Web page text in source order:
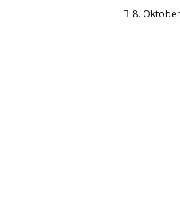
8.